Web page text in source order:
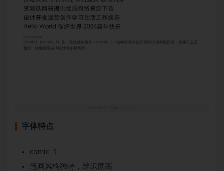
字体特点
comic_1
笔画风格独特，辨识度高